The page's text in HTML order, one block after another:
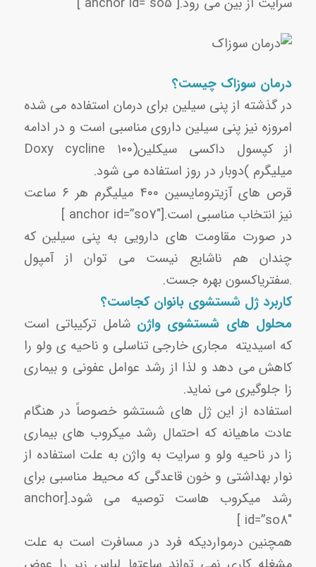
سرایت از بین می رود.[anchor id=”so5″ ]
درمان سوزاک چیست؟
در گذشته از پنی سیلین برای درمان استفاده می شده
امروزه نیز پنی سیلین داروی مناسبی است و در ادامه
از کپسول داکسی سیکلین(Doxy cycline ۱۰۰
میلیگرم )دوبار در روز استفاده می شود.
قرص های آزیترومایسین ۴۰۰ میلیگرم هر ۶ ساعت
نیز انتخاب مناسبی است.[anchor id=”so7″ ]
در صورت مقاومت های دارویی به پنی سیلین که
چندان هم ناشایع نیست می توان از آمپول
.سفتریاکسون بهره جست.
کاربرد ژل شستشوی بانوان کجاست؟
محلول های شستشوی واژن شامل ترکیباتی است
که اسیدیته مجاری خارجی تناسلی و ناحیه ی ولو را
کاهش می دهد و لذا از رشد عوامل عفونی و بیماری
زا جلوگیری می نماید.
استفاده از این ژل های شستشو خصوصاً در هنگام
عادت ماهیانه که احتمال رشد میکروب های بیماری
زا در ناحیه ولو و سرایت به واژن به علت استفاده از
نوار بهداشتی و خون قاعدگی که محیط مناسبی برای
رشد میکروب هاست توصیه می شود‌.[anchor
id=”so8″ ]
همچنین درمواردیکه فرد در مسافرت است به علت